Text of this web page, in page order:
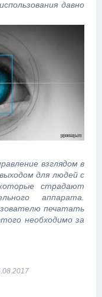
давно
взглядом в
для людей с
страдают
аппарата.
печатать
необходимо за